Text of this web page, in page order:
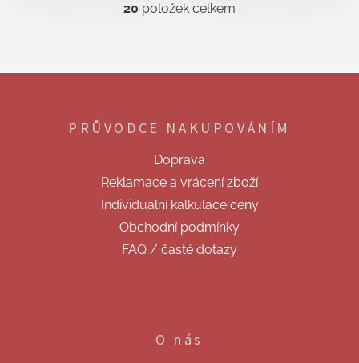
O
d
í
p
r
v
k
y
v
ý
p
i
20 položek celkem
PRŮVODCE NAKUPOVÁNÍM
Doprava
Reklamace a vrácení zboží
Individuální kalkulace ceny
Obchodní podmínky
FAQ / časté dotazy
O nás